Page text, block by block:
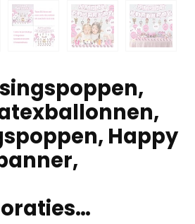
Happy